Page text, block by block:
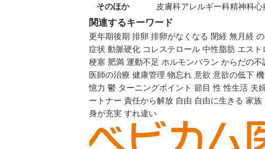
そのほか
皮膚科アレルギー科精神科心
関連するキーワード
更年期後期 排卵 排卵がなくなる 閉経 無月経
症状 動脈硬化 コレステロール 中性脂肪 エスト
梗塞 肥満 運動不足 ホルモンバラン からだの不
医師の治療 健康管理 物忘れ 意欲 意欲の低下
憶力 鬱 ターニングポイント 節目 性 性生活 夫
ートナー 責任から解放 自由 自由に生きる 家族
身が充実 すれ違い